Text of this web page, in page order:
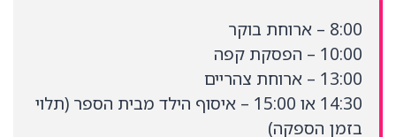
8:00 – ארוחת בוקר
10:00 – הפסקת קפה
13:00 – ארוחת צהריים
14:30 או 15:00 – איסוף הילד מבית הספר (תלוי
בזמן הספקה)